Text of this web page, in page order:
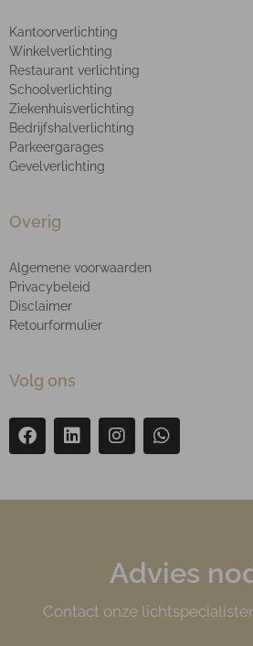
Kantoorverlichting
Winkelverlichting
Restaurant verlichting
Schoolverlichting
Ziekenhuisverlichting
Bedrijfshalverlichting
Parkeergarages
Gevelverlichting
Overig
Algemene voorwaarden
Privacybeleid
Disclaimer
Retourformulier
Volg ons
Advies
Contact onze lichtspecialisten